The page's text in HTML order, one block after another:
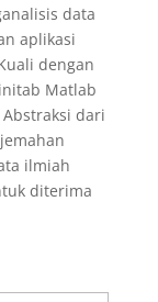
data
aplikasi
dengan
Matlab
dari
ilmiah
diterima